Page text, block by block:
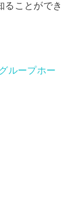
ることができ
ループホー